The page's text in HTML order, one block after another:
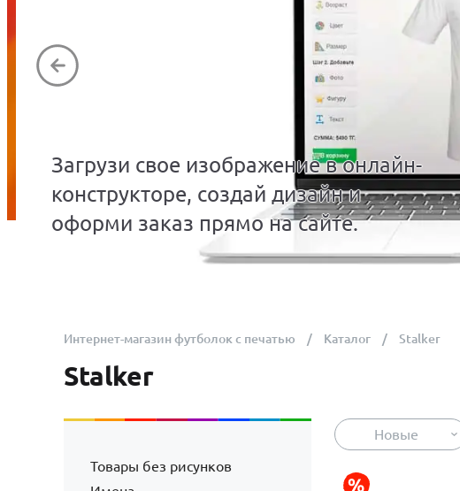
Загрузи свое изображение в онлайн-
конструкторе, создай дизайн и
оформи заказ прямо на сайте.
Интернет-магазин футболок с печатью Каталог Stalker
Stalker
Товары без рисунков
Новые